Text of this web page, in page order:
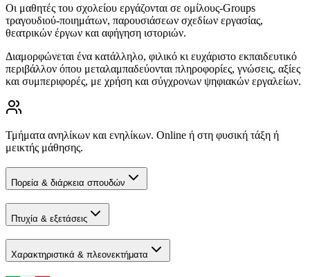
Οι μαθητές του σχολείου εργάζονται σε ομίλους-Groups
τραγουδιού-ποιημάτων, παρουσιάσεων σχεδίων εργασίας,
θεατρικών έργων και αφήγηση ιστοριών.
Διαμορφώνεται ένα κατάλληλο, φιλικό κι ευχάριστο εκπαιδευτικό
περιβάλλον όπου μεταλαμπαδεύονται πληροφορίες, γνώσεις, αξίες
και συμπεριφορές, με χρήση και σύγχρονων ψηφιακών εργαλείων.
Τμήματα ανηλίκων και ενηλίκων. Online ή στη φυσική τάξη ή
μεικτής μάθησης.
Πορεία & διάρκεια σπουδών
Πτυχία & εξετάσεις
Χαρακτηριστικά & πλεονεκτήματα